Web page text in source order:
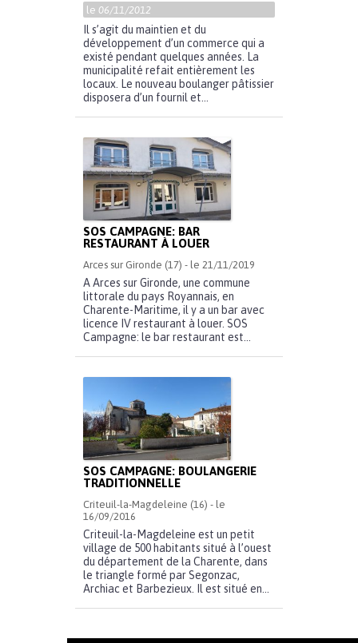
le 06/11/2012
Il s’agit du maintien et du
développement d’un commerce qui a
existé pendant quelques années. La
municipalité refait entièrement les
locaux. Le nouveau boulanger pâtissier
disposera d’un fournil et...
SOS CAMPAGNE: BAR
RESTAURANT À LOUER
Arces sur Gironde (17) - le 21/11/2019
A Arces sur Gironde, une commune
littorale du pays Royannais, en
Charente-Maritime, il y a un bar avec
licence IV restaurant à louer. SOS
Campagne: le bar restaurant est...
SOS CAMPAGNE: BOULANGERIE
TRADITIONNELLE
Criteuil-la-Magdeleine (16) - le
16/09/2016
Criteuil-la-Magdeleine est un petit
village de 500 habitants situé à l’ouest
du département de la Charente, dans
le triangle formé par Segonzac,
Archiac et Barbezieux. Il est situé en...